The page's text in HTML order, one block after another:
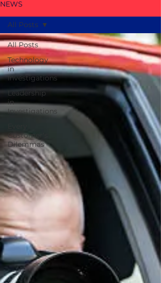
NEWS
All Posts
Technology
in
Investigations
Leadership
in
Investigations
Customer's
Dilemmas
All Posts